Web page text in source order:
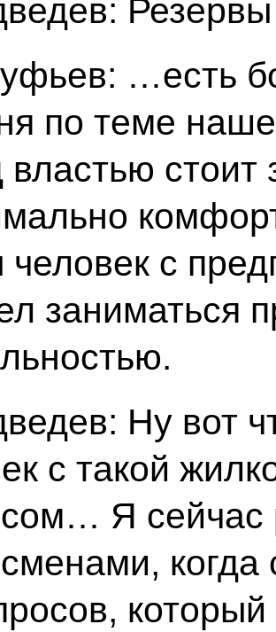
…есть
по теме
властью стоит
человек с
заниматься
Ну вот
с такой
Я сейчас